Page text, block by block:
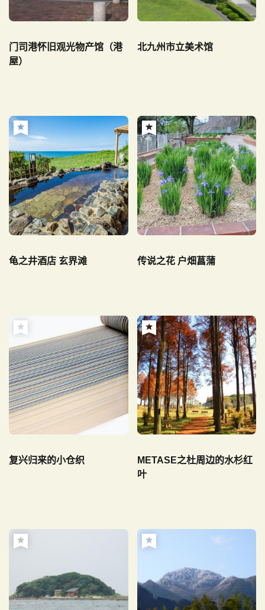
门司港怀旧观光物产馆（港
屋）
北九州市立美术馆
龟之井酒店 玄界滩 传说之花 户畑菖蒲
复兴归来的小仓织
METASE之杜周边的水杉红
叶